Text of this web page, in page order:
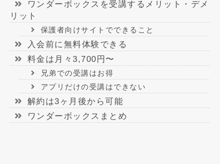
ワンダーボックスを受講するメリット・デメ
リット
保護者向けサイトでできること
入会前に無料体験できる
料金は月々3,700円〜
兄弟での受講はお得
アプリだけの受講はできない
解約は3ヶ月後から可能
ワンダーボックスまとめ